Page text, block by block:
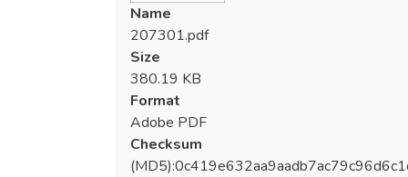
Name
207301.pdf
Size
380.19 KB
Format
Adobe PDF
Checksum